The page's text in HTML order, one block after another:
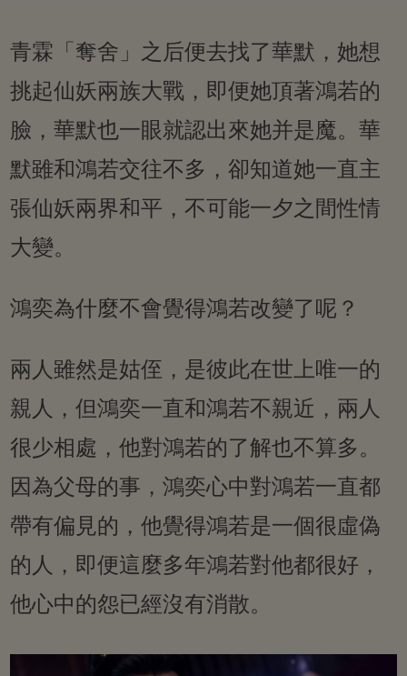
青霖「奪舍」之后便去找了華默，她想
挑起仙妖兩族大戰，即便她頂著鴻若的
臉，華默也一眼就認出來她并是魔。華
默雖和鴻若交往不多，卻知道她一直主
張仙妖兩界和平，不可能一夕之間性情
大變。
鴻奕為什麼不會覺得鴻若改變了呢？
兩人雖然是姑侄，是彼此在世上唯一的
親人，但鴻奕一直和鴻若不親近，兩人
很少相處，他對鴻若的了解也不算多。
因為父母的事，鴻奕心中對鴻若一直都
帶有偏見的，他覺得鴻若是一個很虛偽
的人，即便這麼多年鴻若對他都很好，
他心中的怨已經沒有消散。